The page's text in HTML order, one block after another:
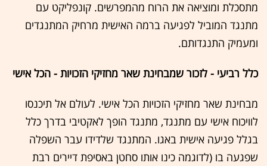
מתסכלת ומוציאה את הרוח מהמפרשים. קונפליקט עם
מתנגד המוביל לפגיעה ברמה האישית מרחיק המתנגדים
ומעמיק התנגדותם.
כלל רביעי - לזכור שמבחינת שאר מחזיקי הזכויות - הכל אישי
מבחינת שאר מחזיקי הזכויות הכל אישי. לעולם אל תיכנסו
לוויכוח אישי עם מתנגד, מתנגד הופך לאקטיבי בדרך כלל
בגלל פגיעה אישית באגו. המתנגד שלדידו עבר השפלה
שפגעה בו (לדוגמה כינו אותו סחטן באסיפת דיירים רבת